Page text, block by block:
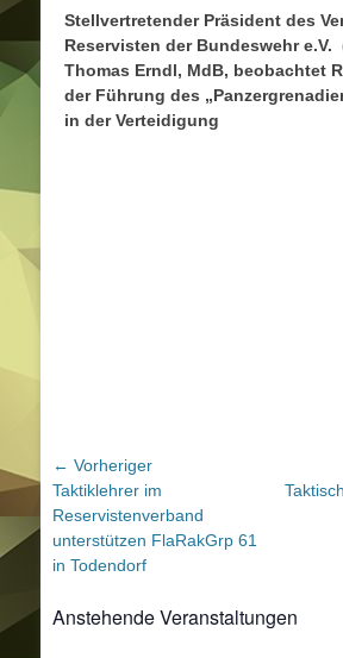
Stellvertretender Präsident des
Reservisten der Bundeswehr e.V.
Thomas Erndl, MdB, beobachtet
der Führung des
in der Verteidigung
Beitragsnavigation
← Vorheriger
Vorheriger
Beitrag:
Taktiklehrer im
Reservistenverband
unterstützen FlaRakGrp 61
in Todendorf
Nächster
Anstehende Veranstaltungen